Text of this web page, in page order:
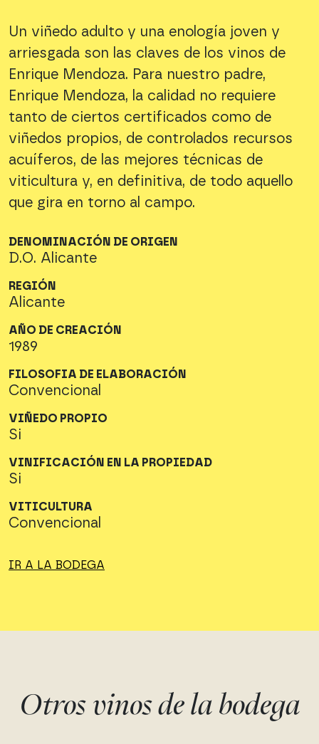
Un viñedo adulto y una enología joven y
arriesgada son las claves de los vinos de
Enrique Mendoza. Para nuestro padre,
Enrique Mendoza, la calidad no requiere
tanto de ciertos certificados como de
viñedos propios, de controlados recursos
acuíferos, de las mejores técnicas de
viticultura y, en definitiva, de todo aquello
que gira en torno al campo.
DENOMINACIÓN DE ORIGEN
D.O. Alicante
REGIÓN
Alicante
AÑO DE CREACIÓN
1989
FILOSOFIA DE ELABORACIÓN
Convencional
VIÑEDO PROPIO
Si
VINIFICACIÓN EN LA PROPIEDAD
Si
VITICULTURA
Convencional
IR A LA BODEGA
Otros vinos de la bodega